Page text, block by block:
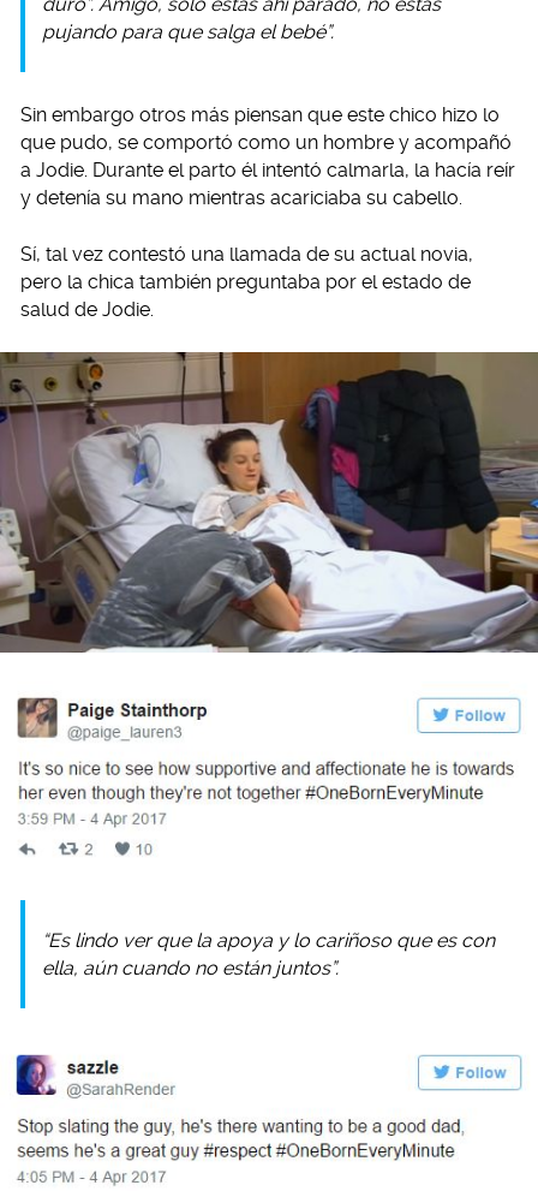
pujando para que salga el bebé”.
Sin embargo otros más piensan que este chico hizo lo
que pudo, se comportó como un hombre y acompañó
a Jodie. Durante el parto él intentó calmarla, la hacía reír
y detenía su mano mientras acariciaba su cabello.
Sí, tal vez contestó una llamada de su actual novia,
pero la chica también preguntaba por el estado de
salud de Jodie.
“Es lindo ver que la apoya y lo cariñoso que es con
ella, aún cuando no están juntos”.